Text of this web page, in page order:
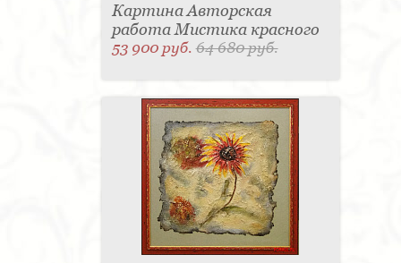
Картина Авторская
работа Мистика красного
53 900 руб.64 680 руб.